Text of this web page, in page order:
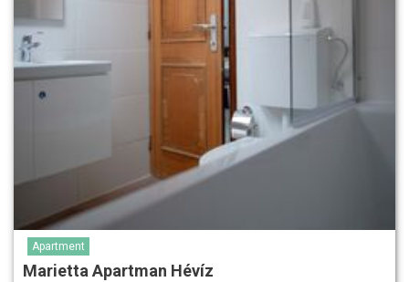
Apartment
Marietta Apartman Hévíz